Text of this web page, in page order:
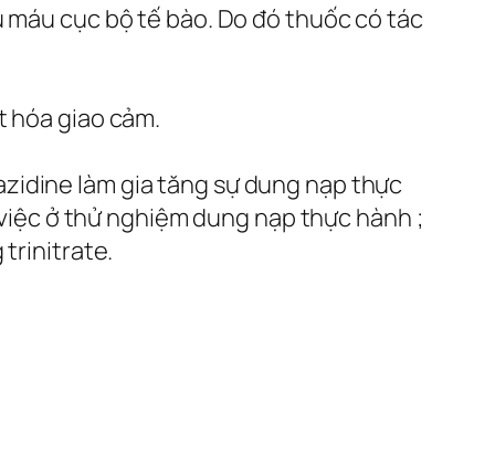
cục bộ tế bào. Do đó thuốc có tác
hóa giao cảm.
làm gia tăng sự dung nạp thực
ở thử nghiệm dung nạp thực hành ;
trinitrate.